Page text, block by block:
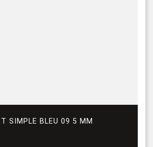
SIMPLE BLEU 09 5 MM